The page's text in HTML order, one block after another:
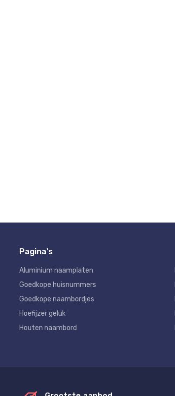
Pagina's
Aluminium naamplaten
Goedkope huisnummers
Goedkope naambordjes
Hoefijzer geluk
Houten naambord